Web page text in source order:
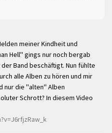
meiner Kindheit und
Hell" gings nur noch bergab
Band beschäftigt. Nun fühlte
alle Alben zu hören und mir
nur die "alten" Alben
Schrott? In diesem Video